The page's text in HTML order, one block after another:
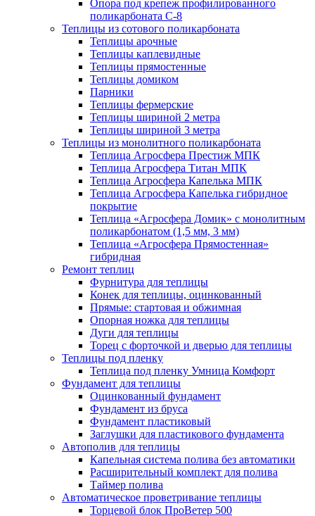
Опора под крепеж профилированного
поликарбоната С-8
Теплицы из сотового поликарбоната
Теплицы арочные
Теплицы каплевидные
Теплицы прямостенные
Теплицы домиком
Парники
Теплицы фермерские
Теплицы шириной 2 метра
Теплицы шириной 3 метра
Теплицы из монолитного поликарбоната
Теплица Агросфера Престиж МПК
Теплица Агросфера Титан МПК
Теплица Агросфера Капелька МПК
Теплица Агросфера Капелька гибридное
покрытие
Теплица «Агросфера Домик» с монолитным
поликарбонатом (1,5 мм, 3 мм)
Теплица «Агросфера Прямостенная»
гибридная
Ремонт теплиц
Фурнитура для теплицы
Конек для теплицы, оцинкованный
Прямые: стартовая и обжимная
Опорная ножка для теплицы
Дуги для теплицы
Торец с форточкой и дверью для теплицы
Теплицы под пленку
Теплица под пленку Умница Комфорт
Фундамент для теплицы
Оцинкованный фундамент
Фундамент из бруса
Фундамент пластиковый
Заглушки для пластикового фундамента
Автополив для теплицы
Капельная система полива без автоматики
Расширительный комплект для полива
Таймер полива
Автоматическое проветривание теплицы
Торцевой блок ПроВетер 500